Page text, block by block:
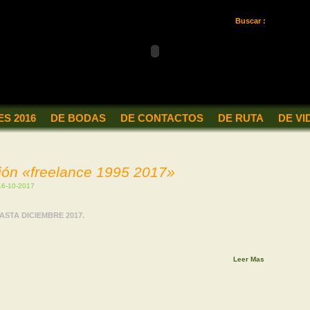
Buscar :
2016 DE BODAS DE CONTACTOS DE RUTA DE
«freelance 1995 2017»
10-2017
DICIEMBRE 2017.
Leer Mas